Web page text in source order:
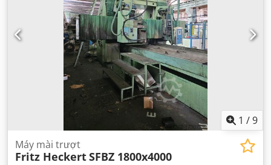
1 /9
Máy mài trượt
Fritz HeckertSFBZ 1800x4000